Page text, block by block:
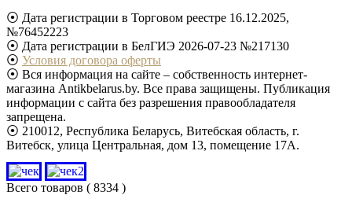
⦿ Дата регистрации в Торговом реестре 16.12.2025,
№76452223
⦿ Дата регистрации в БелГИЭ 2026-07-23 №217130
⦿ Условия договора оферты
⦿ Вся информация на сайте – собственность интернет-
магазина Antikbelarus.by. Все права защищены. Публикация
информации с сайта без разрешения правообладателя
запрещена.
⦿ 210012, Республика Беларусь, Витебская область, г.
Витебск, улица Центральная, дом 13, помещение 17А.
Всего товаров ( 8334 )